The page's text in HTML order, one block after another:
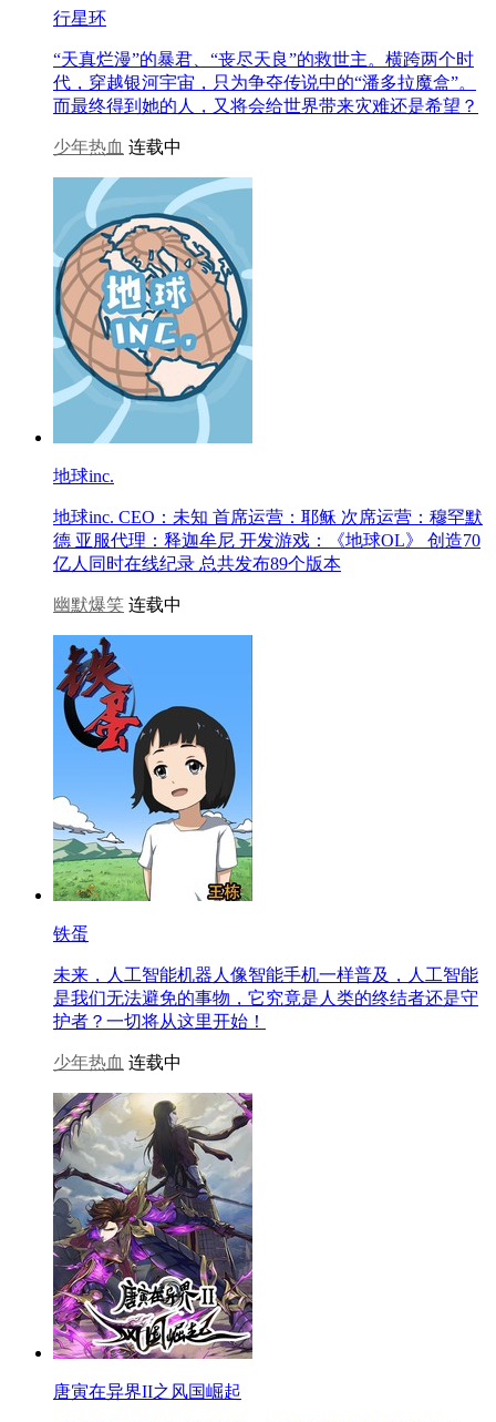
行星环
“天真烂漫”的暴君、“丧尽天良”的救世主。横跨两个时
代，穿越银河宇宙，只为争夺传说中的“潘多拉魔盒”。
而最终得到她的人，又将会给世界带来灾难还是希望？
少年热血 连载中
地球inc.
地球inc. CEO：未知 首席运营：耶稣 次席运营：穆罕默
德 亚服代理：释迦牟尼 开发游戏：《地球OL》 创造70
亿人同时在线纪录 总共发布89个版本
幽默爆笑 连载中
铁蛋
未来，人工智能机器人像智能手机一样普及，人工智能
是我们无法避免的事物，它究竟是人类的终结者还是守
护者？一切将从这里开始！
少年热血 连载中
唐寅在异界II之风国崛起